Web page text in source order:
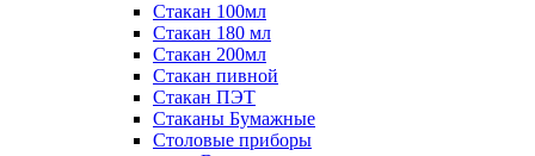
Стакан 100мл
Стакан 180 мл
Стакан 200мл
Стакан пивной
Стакан ПЭТ
Стаканы Бумажные
Столовые приборы